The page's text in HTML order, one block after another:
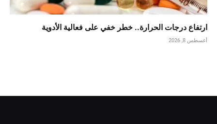
ارتفاع درجات الحرارة.. خطر خفي على فعالية الأدوية
أغسطس 8, 2026